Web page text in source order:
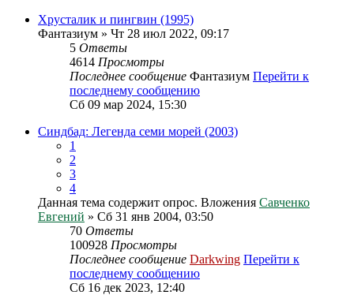
Хрусталик и пингвин (1995)
Фантазиум » Чт 28 июл 2022, 09:17
5 Ответы
4614 Просмотры
Последнее сообщение Фантазиум Перейти к
последнему сообщению
Сб 09 мар 2024, 15:30
Синдбад: Легенда семи морей (2003)
1
2
3
4
Данная тема содержит опрос. Вложения Савченко
Евгений » Сб 31 янв 2004, 03:50
70 Ответы
100928 Просмотры
Последнее сообщение Darkwing Перейти к
последнему сообщению
Сб 16 дек 2023, 12:40